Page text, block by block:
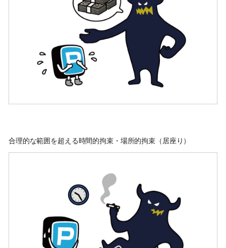
合理的な範囲を超える時間的拘束・場所的拘束（居座り）